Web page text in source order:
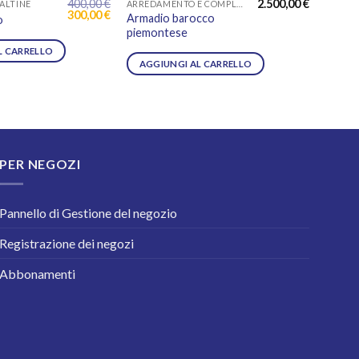
400,00€
Il
prezzo
300,00€Il
prezzo
attuale
300,00 €.
CARRELLO
Armadio barocco
piemontese
2.500,00€
AGGIUNGI AL CARRELLO
PER NEGOZI
Pannello di Gestione del negozio
Registrazione dei negozi
Abbonamenti